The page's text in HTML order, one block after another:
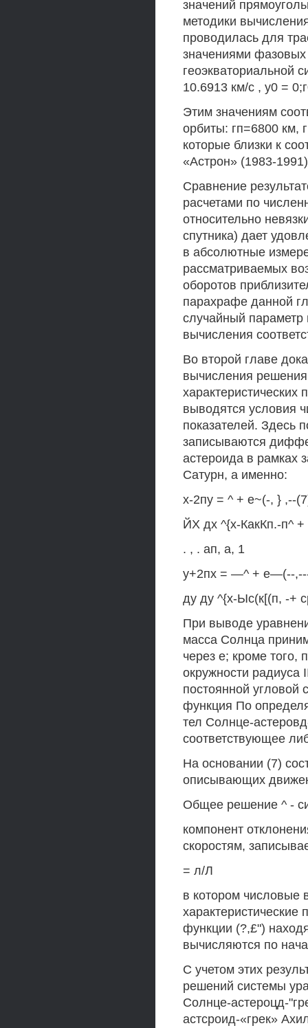
значений
методики
проводилась для
значениями
геоэкваториальной
10.6913 км/с , у0 =
Этим значениям
орбиты: гп=6800 км,
которые близки к
«Астрон» (1983-
Сравнение
расчетами по
относительно
спутника) дает
в абсолютные
рассматриваемых
оборотов
парахрафе данной
случайный параметр
вычисления
Во второй главе
вычисления
характеристических
выводятся условия
показателей. Здесь
записываются
астероида в рамках
Сатурн, а именно:
х-2пу = ^ + е~(-, } ,--
ЙХ дх ^{х-КакКп.-п^
. , . ап, а, 1
у+2пх = —^ + е—(--
ду ду ^{х-Ыс(к[(п, -+
При выводе
масса Солнца
через е; кроме того,
окружности радиуса
постоянной
функция По
тел Солнце-
соответствующее
На основании (7)
описывающих
Общее решение ^ -
компонент
скоростям,
= л/Л
в котором
характеристические
функции (?,£")
вычисляются по
С учетом этих
решений системы
Солнце-астероцд-
астсроид-«грек»